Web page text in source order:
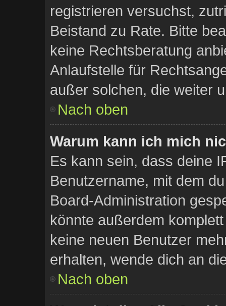
registrieren versuchst,
Beistand zu Rate. Bitte
keine Rechtsberatung
Anlaufstelle für
außer solchen, die weiter
Nach oben
Warum kann ich mich
Es kann sein, dass deine
Benutzername, mit dem
Board-Administration
könnte außerdem
keine neuen Benutzer
erhalten, wende dich an
Nach oben